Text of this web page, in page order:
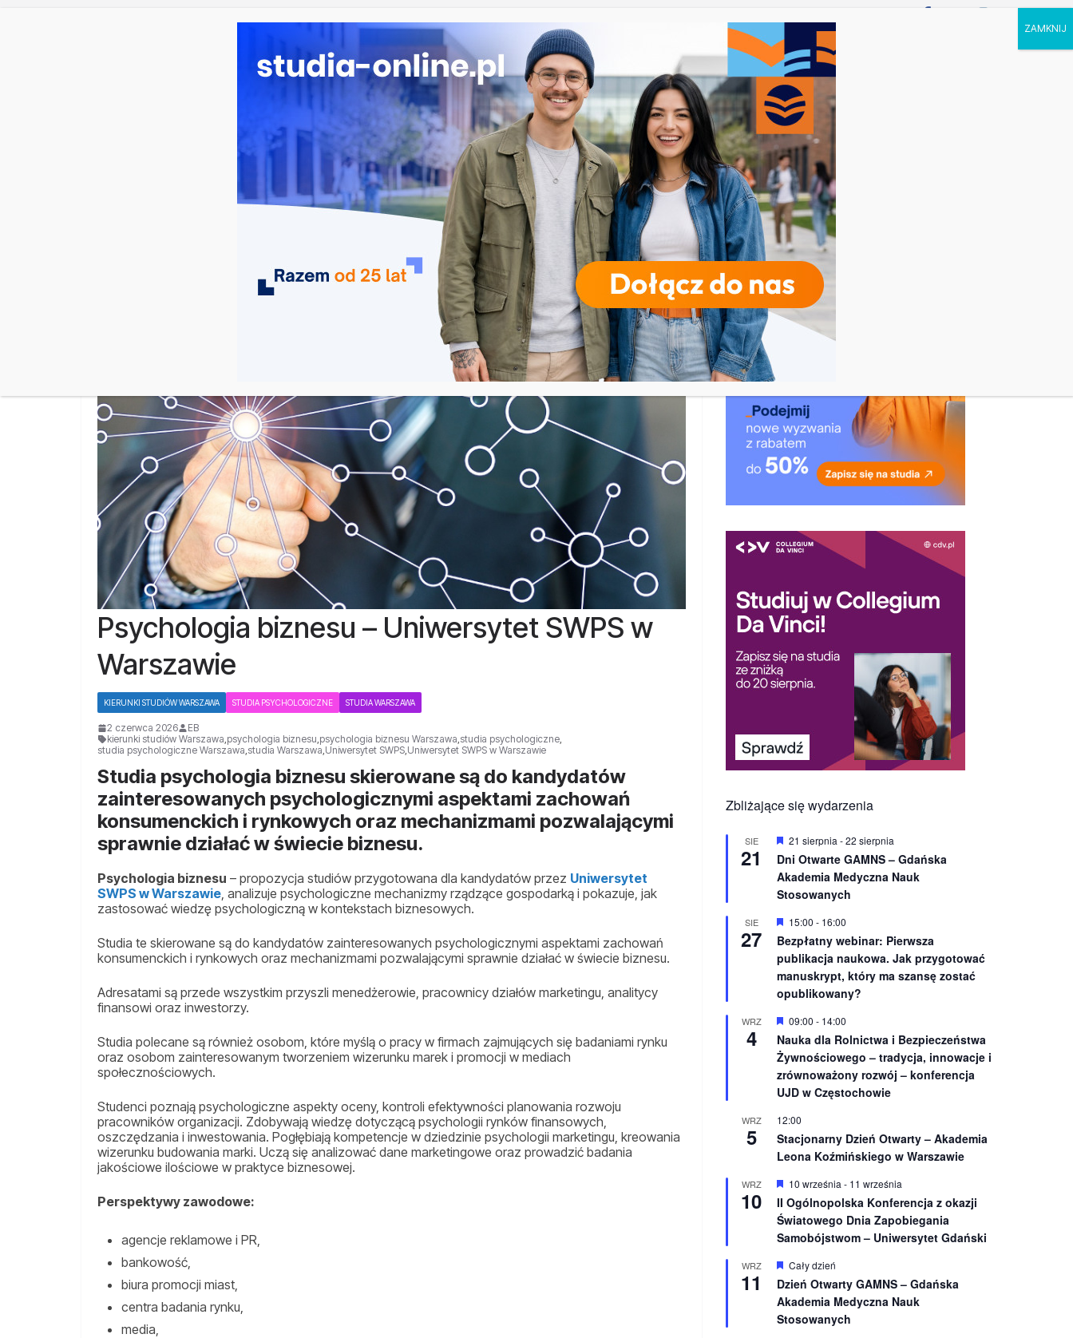
Długosza w Częstochowie
Biotechnologia – Uniwersytet Przyrodniczy w Poznaniu
Zarządzanie w turystyce w Katowicach
Turystyka – Uniwersytet Wrocławski
Oceanotechnika w Szczecinie
UCZELNIE KIERUNKI RODZAJE STUDIÓW REKRUTACJA DRZWI OTWARTE TOP STUDIA KALENDARZ
Psychologia biznesu – Uniwersytet SWPS w
Warszawie
KIERUNKI STUDIÓW WARSZAWA STUDIA PSYCHOLOGICZNE STUDIA WARSZAWA
2 czerwca 2026
EB
kierunki studiów Warszawa psychologia biznesu psychologia biznesu Warszawa studia psychologiczne
studia psychologiczne Warszawa studia Warszawa Uniwersytet SWPS Uniwersytet SWPS w Warszawie
Studia psychologia biznesu skierowane są do kandydatów
zainteresowanych psychologicznymi aspektami zachowań
konsumenckich i rynkowych oraz mechanizmami pozwalającymi
sprawnie działać w świecie biznesu.
Psychologia biznesu – propozycja studiów przygotowana dla kandydatów przez Uniwersytet
SWPS w Warszawie , analizuje psychologiczne mechanizmy rządzące gospodarką i pokazuje, jak
zastosować wiedzę psychologiczną w kontekstach biznesowych.
Studia te skierowane są do kandydatów zainteresowanych psychologicznymi aspektami zachowań
konsumenckich i rynkowych oraz mechanizmami pozwalającymi sprawnie działać w świecie biznesu.
Adresatami są przede wszystkim przyszli menedżerowie, pracownicy działów marketingu, analitycy
finansowi oraz inwestorzy.
Studia polecane są również osobom, które myślą o pracy w firmach zajmujących się badaniami rynku
oraz osobom zainteresowanym tworzeniem wizerunku marek i promocji w mediach
społecznościowych.
Studenci poznają psychologiczne aspekty oceny, kontroli efektywności planowania rozwoju
pracowników organizacji. Zdobywają wiedzę dotyczącą psychologii rynków finansowych,
oszczędzania i inwestowania. Pogłębiają kompetencje w dziedzinie psychologii marketingu, kreowania
wizerunku budowania marki. Uczą się analizować dane marketingowe oraz prowadzić badania
jakościowe ilościowe w praktyce biznesowej.
Perspektywy zawodowe:
agencje reklamowe i PR,
bankowość,
biura promocji miast,
centra badania rynku,
media,
Zbliżające się wydarzenia
SIE
21
W
r
ó
ż
n
o
n
e
21 sierpnia -22 sierpnia
Dni Otwarte GAMNS – Gdańska
Akademia Medyczna Nauk
Stosowanych
SIE
27
W
r
ó
ż
n
i
n
e
15:00 - 16:00
Bezpłatny webinar: Pierwsza
publikacja naukowa. Jak przygotować
manuskrypt, który ma szansę zostać
opublikowany?
WRZ
4
W
r
ó
ż
n
i
n
e
09:00 - 14:00
Nauka dla Rolnictwa i Bezpieczeństwa
Żywnościowego – tradycja, innowacje i
zrównoważony rozwój – konferencja
UJD w Częstochowie
WRZ
5
12:00
Stacjonarny Dzień Otwarty – Akademia
Leona Koźmińskiego w Warszawie
WRZ
10
W
y
r
ó
ż
n
o
n
e
10 września - 11 września
II Ogólnopolska Konferencja z okazji
Światowego Dnia Zapobiegania
Samobójstwom – Uniwersytet Gdański
WRZ
11
W
y
r
ó
ż
n
Cały dzień
Dzień Otwarty GAMNS – Gdańska
Akademia Medyczna Nauk
Stosowanych